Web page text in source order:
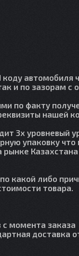
автомобиля
и по зазорам с
по факту
нашей
3х уровневый
упаковку
рынке
какой либо
товара.
с момента заказа
доставка